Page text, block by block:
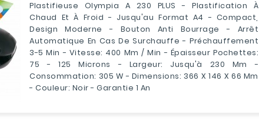
Plastifieuse Olympia A 230 PLUS - Plastification À
Chaud Et À Froid - Jusqu'au Format A4 - Compact,
Design Moderne - Bouton Anti Bourrage - Arrêt
Automatique En Cas De Surchauffe - Préchauffement
3-5 Min - Vitesse: 400 Mm / Min - Épaisseur Pochettes:
75 - 125 Microns - Largeur: Jusqu'à 230 Mm -
Consommation: 305 W - Dimensions: 366 X 146 X 66 Mm
- Couleur: Noir - Garantie 1 An